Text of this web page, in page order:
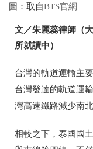
圖：取自BTS官網
文／朱麗蕊律師（
所就讀中）
台灣的軌道運輸主
台灣發達的軌道運
灣高速鐵路減少南
相較之下，泰國國